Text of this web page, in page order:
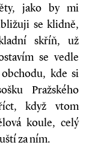
jako by mi
se klidně,
skříň, už
se vedle
kde si
Pražského
když vtom
koule, celý
za ním.